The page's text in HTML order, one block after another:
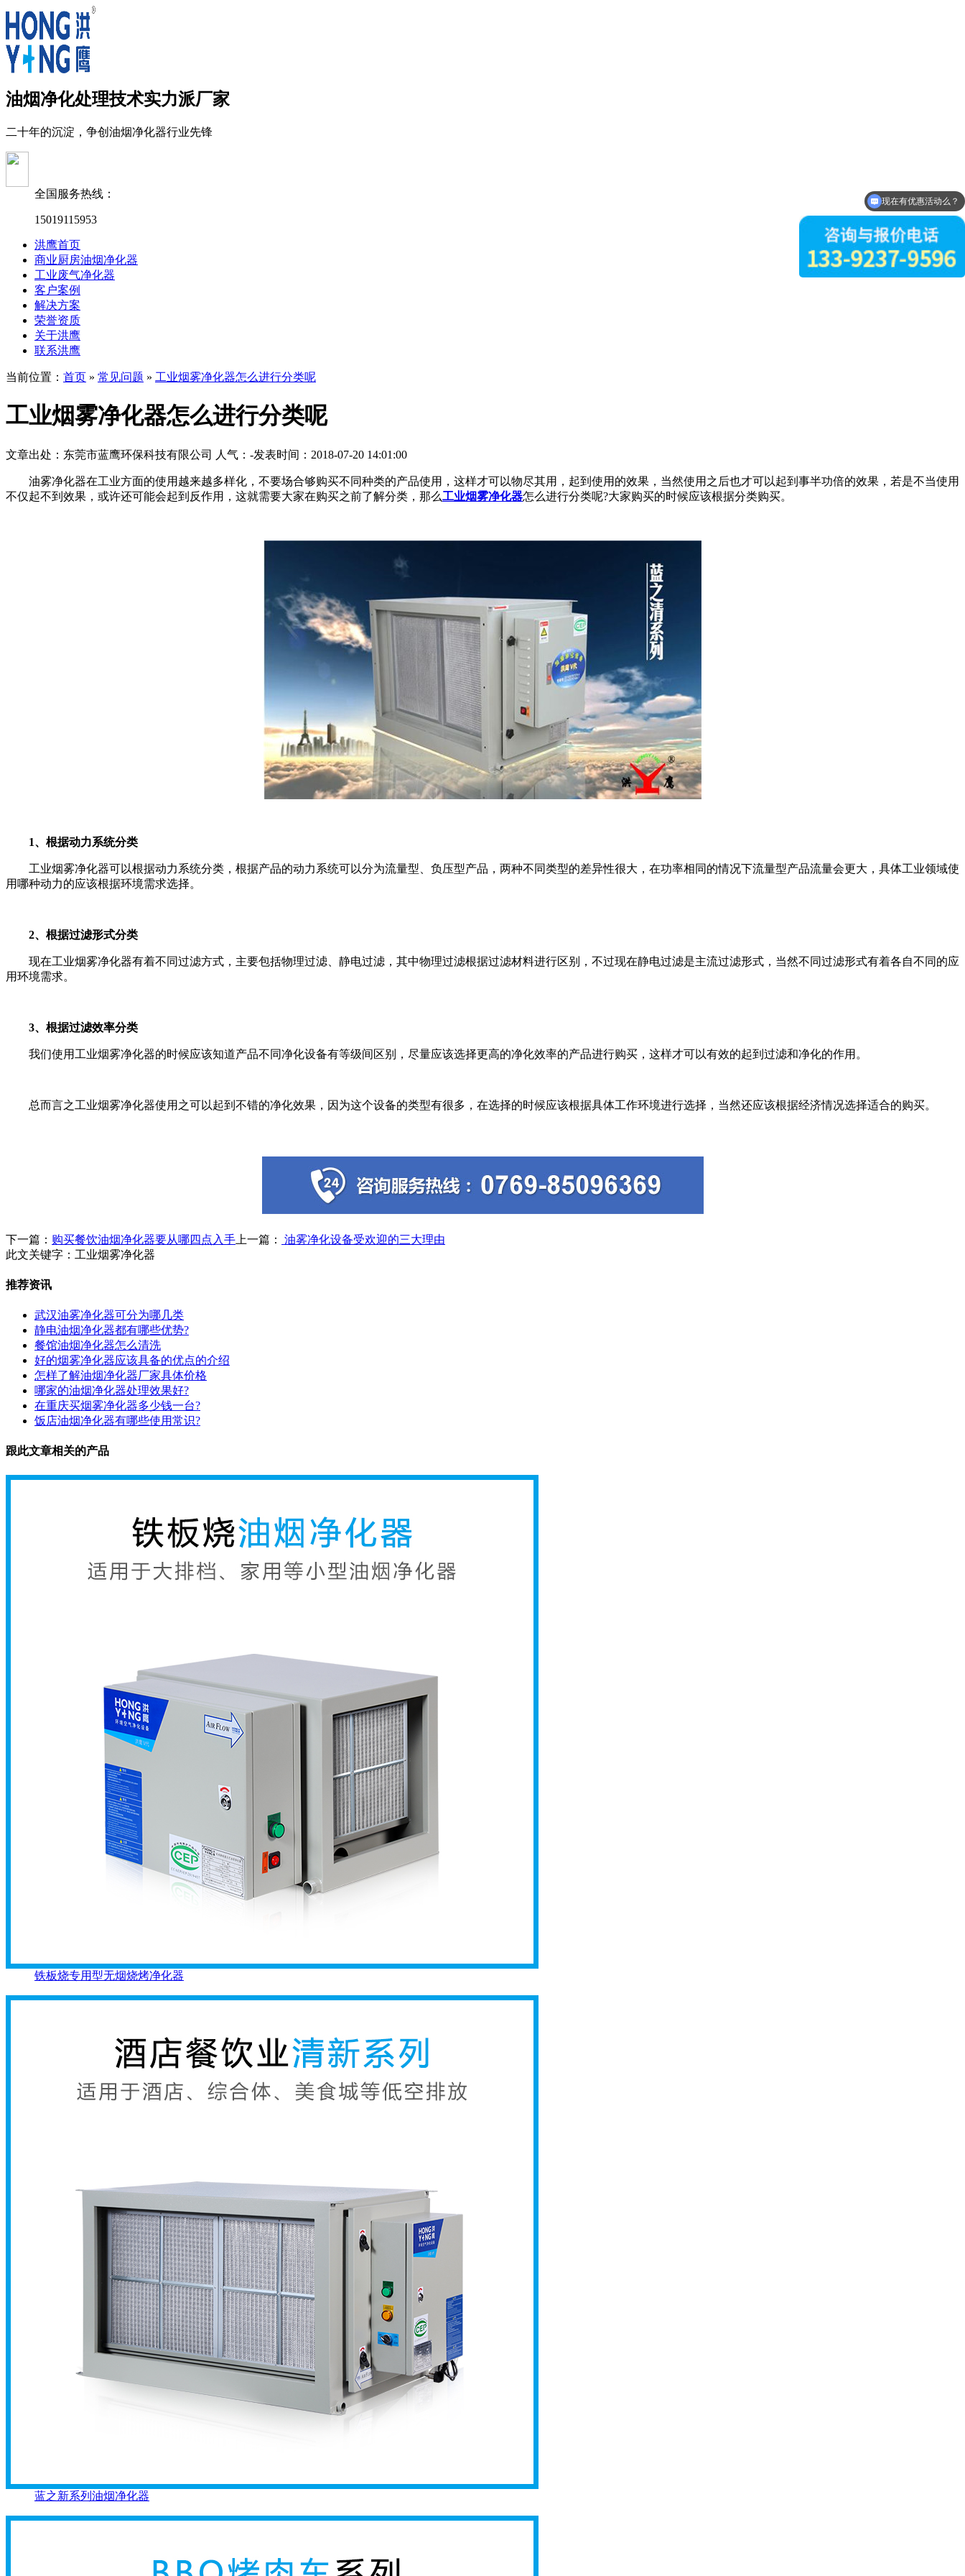
油烟净化处理技术实力派厂家
二十年的沉淀，争创油烟净化器行业先锋
全国服务热线：
15019115953
洪鹰首页
商业厨房油烟净化器
工业废气净化器
客户案例
解决方案
荣誉资质
关于洪鹰
联系洪鹰
当前位置： 首页 » 常见问题 » 工业烟雾净化器怎么进行分类呢
工业烟雾净化器怎么进行分类呢
文章出处：东莞市蓝鹰环保科技有限公司 人气： -发表时间：2018-07-20 14:01:00
油雾净化器在工业方面的使用越来越多样化，不要场合够购买不同种类的产品使用，这样才可以物尽其用，起到使用的效果，当然使用之后也才可以起到事半功倍的效果，若是不当使用
不仅起不到效果，或许还可能会起到反作用，这就需要大家在购买之前了解分类，那么工业烟雾净化器怎么进行分类呢?大家购买的时候应该根据分类购买。
1、根据动力系统分类
工业烟雾净化器可以根据动力系统分类，根据产品的动力系统可以分为流量型、负压型产品，两种不同类型的差异性很大，在功率相同的情况下流量型产品流量会更大，具体工业领域使
用哪种动力的应该根据环境需求选择。
2、根据过滤形式分类
现在工业烟雾净化器有着不同过滤方式，主要包括物理过滤、静电过滤，其中物理过滤根据过滤材料进行区别，不过现在静电过滤是主流过滤形式，当然不同过滤形式有着各自不同的应
用环境需求。
3、根据过滤效率分类
我们使用工业烟雾净化器的时候应该知道产品不同净化设备有等级间区别，尽量应该选择更高的净化效率的产品进行购买，这样才可以有效的起到过滤和净化的作用。
总而言之工业烟雾净化器使用之可以起到不错的净化效果，因为这个设备的类型有很多，在选择的时候应该根据具体工作环境进行选择，当然还应该根据经济情况选择适合的购买。
下一篇： 购买餐饮油烟净化器要从哪四点入手 上一篇：
油雾净化设备受欢迎的三大理由
此文关键字： 工业烟雾净化器
推荐资讯
武汉油雾净化器可分为哪几类
静电油烟净化器都有哪些优势?
餐馆油烟净化器怎么清洗
好的烟雾净化器应该具备的优点的介绍
怎样了解油烟净化器厂家具体价格
哪家的油烟净化器处理效果好?
在重庆买烟雾净化器多少钱一台?
饭店油烟净化器有哪些使用常识?
跟此文章相关的产品
铁板烧专用型无烟烧烤净化器
蓝之新系列油烟净化器
现在有优惠活动么？